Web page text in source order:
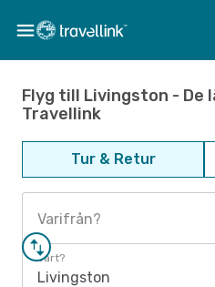
Flyg till Livingston - De
Travellink
Tur & Retur
Varifrån?
Vart?
Livingston